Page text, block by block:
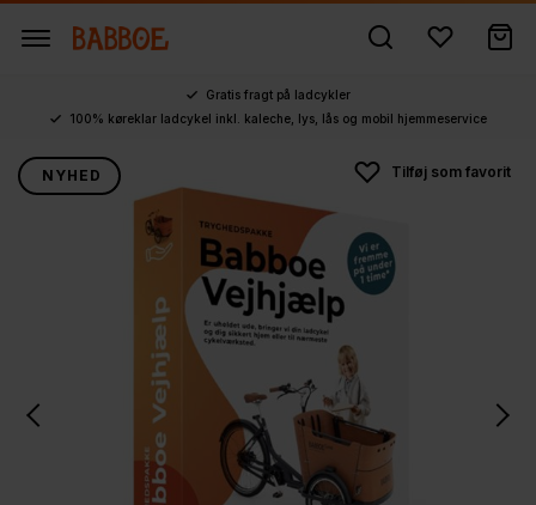
Gratis fragt på ladcykler
100% køreklar ladcykel inkl. kaleche, lys, lås og mobil hjemmeservice
NYHED